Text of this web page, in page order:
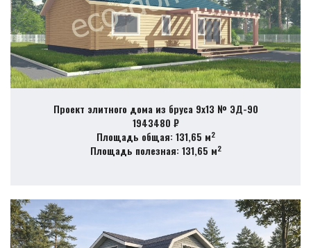
Проект элитного дома из бруса 9х13 № ЭД-90
1943480 ₽
Площадь общая: 131,65 м2
Площадь полезная: 131,65 м2